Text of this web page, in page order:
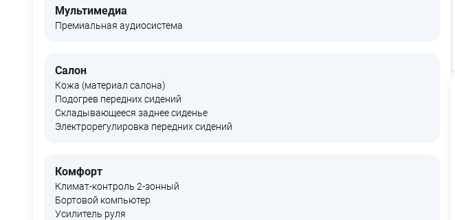
Мультимедиа
Премиальная аудиосистема
Салон
Кожа (материал салона)
Подогрев передних сидений
Складывающееся заднее сиденье
Электрорегулировка передних сидений
Комфорт
Климат-контроль 2-зонный
Бортовой компьютер
Усилитель руля